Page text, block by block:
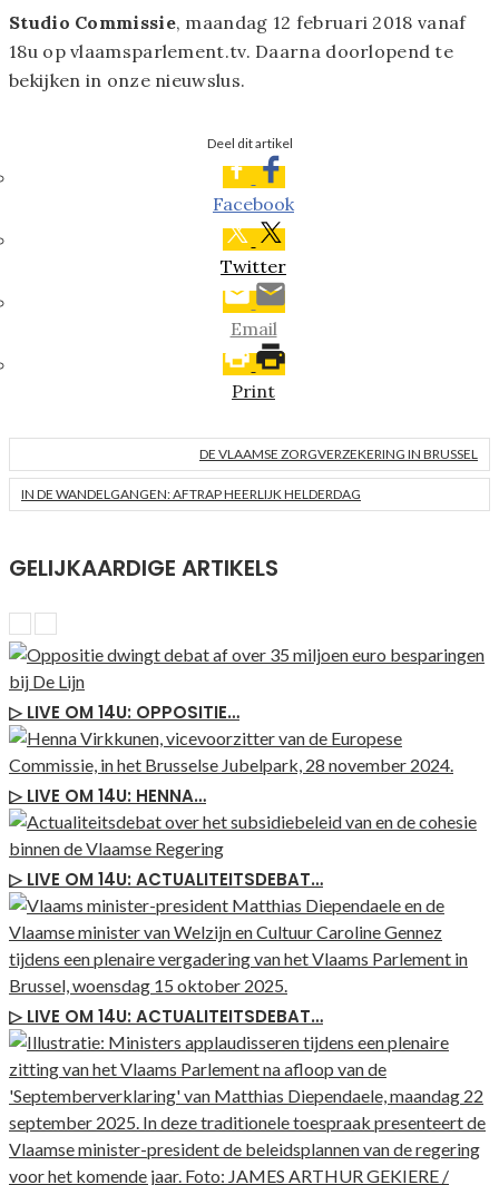
Studio Commissie, maandag 12 februari 2018 vanaf
18u op vlaamsparlement.tv. Daarna doorlopend te
bekijken in onze nieuwslus.
Deel dit artikel
Facebook
Twitter
Email
Print
DE VLAAMSE ZORGVERZEKERING IN BRUSSEL
IN DE WANDELGANGEN: AFTRAP HEERLIJK HELDERDAG
GELIJKAARDIGE ARTIKELS
▷ LIVE OM 14U: OPPOSITIE…
▷ LIVE OM 14U: HENNA…
▷ LIVE OM 14U: ACTUALITEITSDEBAT…
▷ LIVE OM 14U: ACTUALITEITSDEBAT…